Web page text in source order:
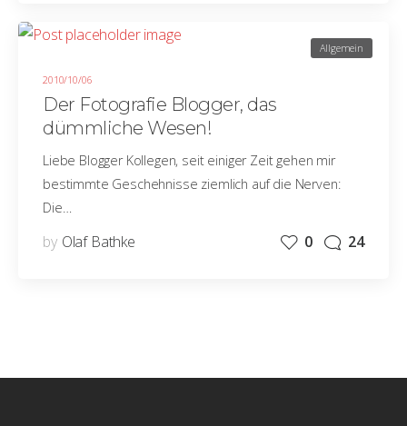
2010/10/06
Allgemein
Der Fotografie Blogger, das
dümmliche Wesen!
Liebe Blogger Kollegen, seit einiger Zeit gehen mir
bestimmte Geschehnisse ziemlich auf die Nerven:
Die…
by Olaf Bathke 0 24